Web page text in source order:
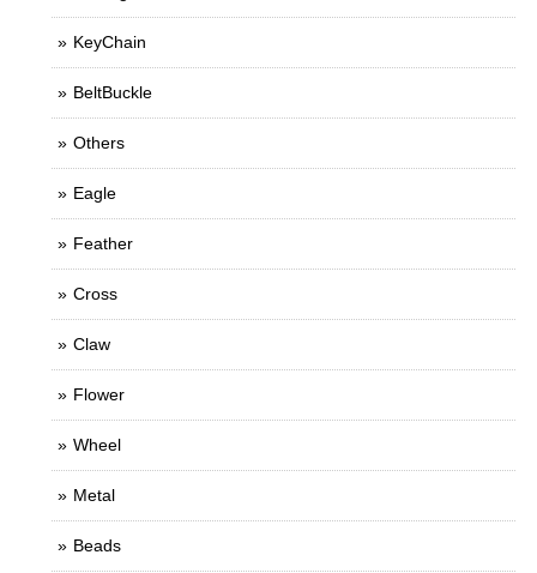
KeyChain
BeltBuckle
Others
Eagle
Feather
Cross
Claw
Flower
Wheel
Metal
Beads